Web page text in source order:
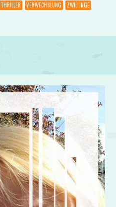
THRILLER VERWECHSLUNG
ZWILLINGE